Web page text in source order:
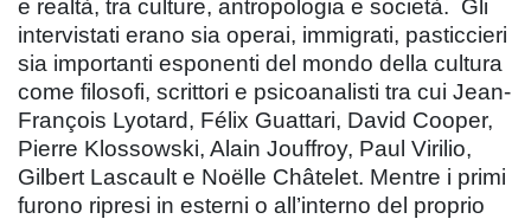
e realtà, tra culture, antropologia e società. Gli
intervistati erano sia operai, immigrati, pasticcieri
sia importanti esponenti del mondo della cultura
come filosofi, scrittori e psicoanalisti tra cui Jean-
François Lyotard, Félix Guattari, David Cooper,
Pierre Klossowski, Alain Jouffroy, Paul Virilio,
Gilbert Lascault e Noëlle Châtelet. Mentre i primi
furono ripresi in esterni o all’interno del proprio